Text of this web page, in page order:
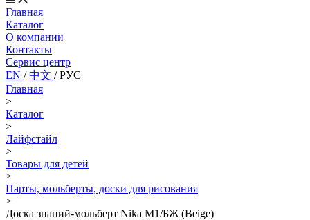
Главная
Каталог
О компании
Контакты
Сервис центр
EN /中文 /РУС
Главная
>
Каталог
>
Лайфстайл
>
Товары для детей
>
Парты, мольберты, доски для рисования
>
Доска знаний-мольберт Nika М1/БЖ (Beige)